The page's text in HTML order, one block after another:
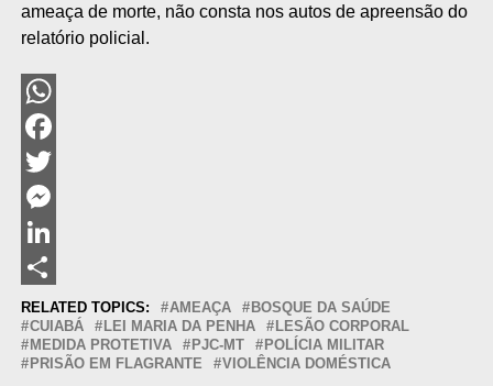
ameaça de morte, não consta nos autos de apreensão do
relatório policial.
WhatsApp
Facebook
Twitter
Messenger
LinkedIn
Share
RELATED TOPICS: AMEAÇA
BOSQUE DA SAÚDE
CUIABÁ
LEI MARIA DA PENHA
LESÃO CORPORAL
MEDIDA PROTETIVA
PJC-MT
POLÍCIA MILITAR
PRISÃO EM FLAGRANTE
VIOLÊNCIA DOMÉSTICA